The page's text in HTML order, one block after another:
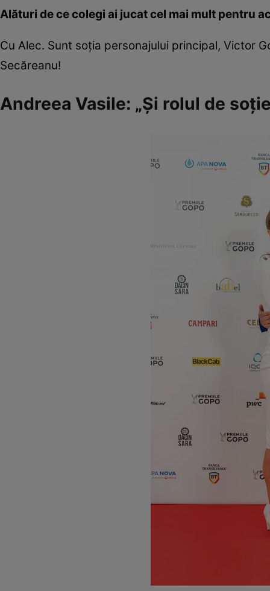
Alături de ce colegi ai jucat cel mai mult pentru
Cu Alec. Sunt soția personajului principal, Victor
Secăreanu!
Andreea Vasile: „Și rolul de